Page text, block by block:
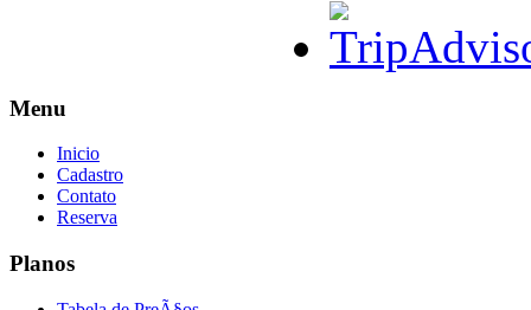
Menu
Inicio
Cadastro
Contato
Reserva
Planos